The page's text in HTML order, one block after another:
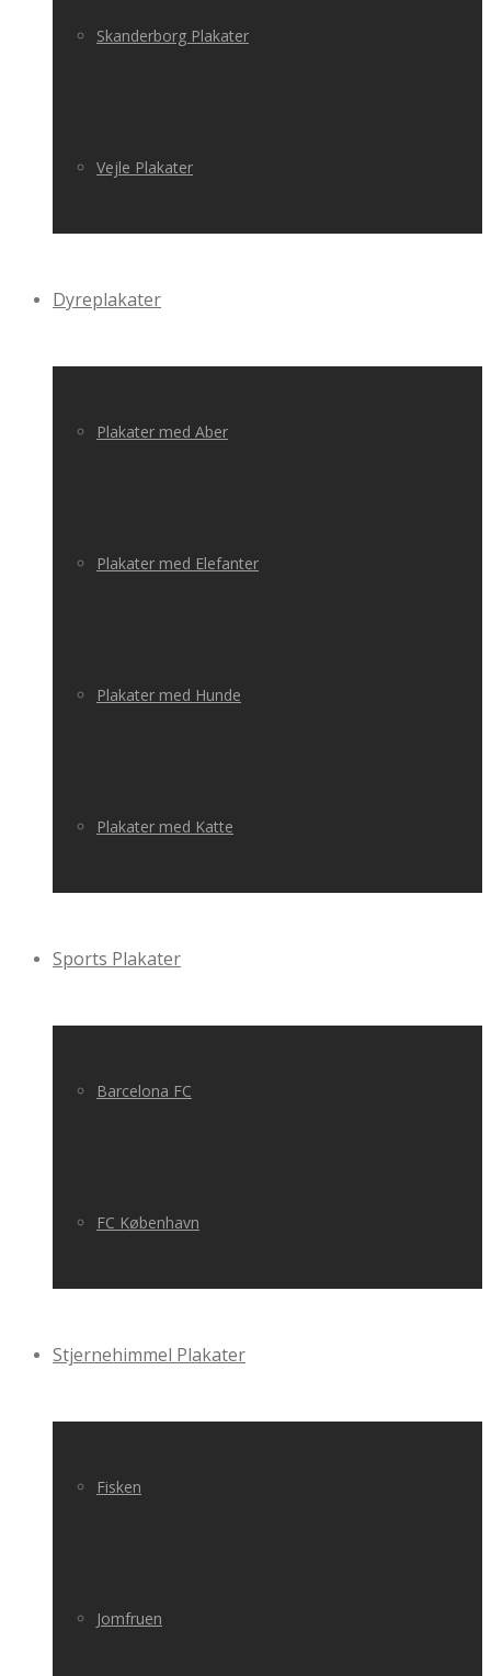
Skanderborg Plakater
Vejle Plakater
Dyreplakater
Plakater med Aber
Plakater med Elefanter
Plakater med Hunde
Plakater med Katte
Sports Plakater
Barcelona FC
FC København
Stjernehimmel Plakater
Fisken
Jomfruen